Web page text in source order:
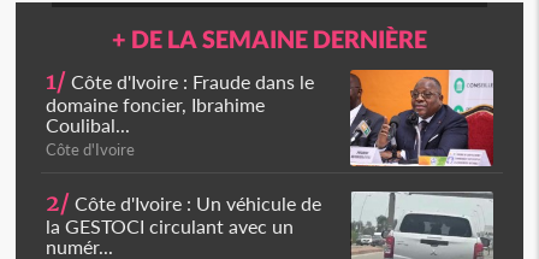
+ DE LA SEMAINE DERNIÈRE
1/ Côte d'Ivoire : Fraude dans le
domaine foncier, Ibrahime
Coulibal...
Côte d'Ivoire
2/ Côte d'Ivoire : Un véhicule de
la GESTOCI circulant avec un
numér...